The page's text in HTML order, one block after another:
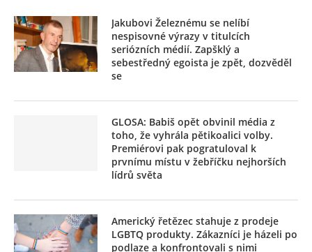
Jakubovi Železnému se nelíbí
nespisovné výrazy v titulcích
seriózních médií. Zapšklý a
sebestředný egoista je zpět, dozvěděl
se
GLOSA: Babiš opět obvinil média z
toho, že vyhrála pětikoalici volby.
Premiérovi pak pogratuloval k
prvnímu místu v žebříčku nejhorších
lídrů světa
Americký řetězec stahuje z prodeje
LGBTQ produkty. Zákazníci je házeli po
podlaze a konfrontovali s nimi